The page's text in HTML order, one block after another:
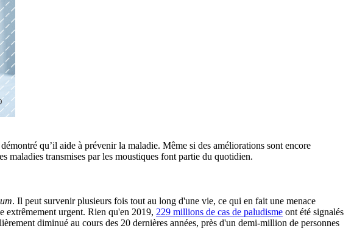
qu’il aide à prévenir la maladie. Même si des améliorations sont encore
maladies transmises par les moustiques font partie du quotidien.
. Il peut survenir plusieurs fois tout au long d'une vie, ce qui en fait une menace
extrêmement urgent. Rien qu'en 2019, 229 millions de cas de paludisme ont été signalés
diminué au cours des 20 dernières années, près d'un demi-million de personnes